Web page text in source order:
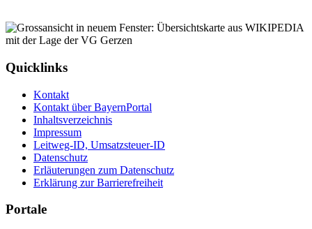
Quicklinks
Kontakt
Kontakt über BayernPortal
Inhaltsverzeichnis
Impressum
Leitweg-ID, Umsatzsteuer-ID
Datenschutz
Erläuterungen zum Datenschutz
Erklärung zur Barrierefreiheit
Portale